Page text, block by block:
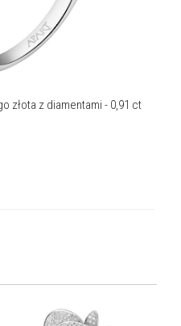
złota z diamentami - 0,91 ct